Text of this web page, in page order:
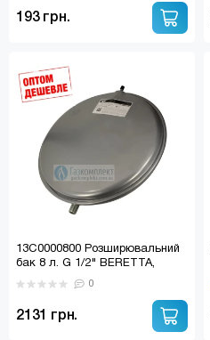
193 грн.
13С0000800 Розширювальний
бак 8 л. G 1/2" BERETTA,
ZOOM, SOLLY, BIASI, RENS
(13С0000811)
0
2131 грн.